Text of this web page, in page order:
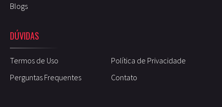
Blogs
DÚVIDAS
Termos de Uso
Política de Privacidade
Perguntas Frequentes
Contato